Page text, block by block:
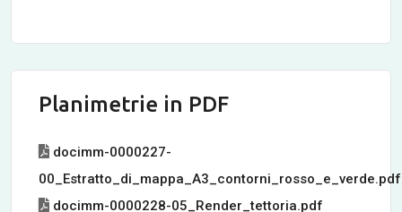
Planimetrie in PDF
docimm-0000227-
00_Estratto_di_mappa_A3_contorni_rosso_e_verde.pdf
docimm-0000228-05_Render_tettoria.pdf